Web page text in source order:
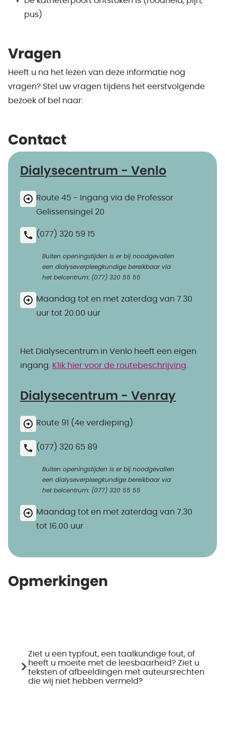
pus)
Vragen
Heeft u na het lezen van deze informatie nog
vragen? Stel uw vragen tijdens het eerstvolgende
bezoek of bel naar:
Contact
Dialysecentrum - Venlo
Route 45 - Ingang via de Professor
Gelissensingel 20
(077) 320 59 15
Buiten openingstijden is er bij noodgevallen
een dialyseverpleegkundige bereikbaar via
het belcentrum: (077) 320 55 55
Maandag tot en met zaterdag van 7.30
uur tot 20.00 uur
Het Dialysecentrum in Venlo heeft een eigen
ingang.
Klik hier voor de routebeschrijving
Dialysecentrum - Venray
Route 91 (4e verdieping)
(077) 320 65 89
Buiten openingstijden is er bij noodgevallen
een dialyseverpleegkundige bereikbaar via
het belcentrum: (077) 320 55 55
Maandag tot en met zaterdag van 7.30
tot 16.00 uur
Opmerkingen
Ziet u een typfout, een taalkundige fout, of
heeft u moeite met de leesbaarheid? Ziet u
teksten of afbeeldingen met auteursrechten
die wij niet hebben vermeld?